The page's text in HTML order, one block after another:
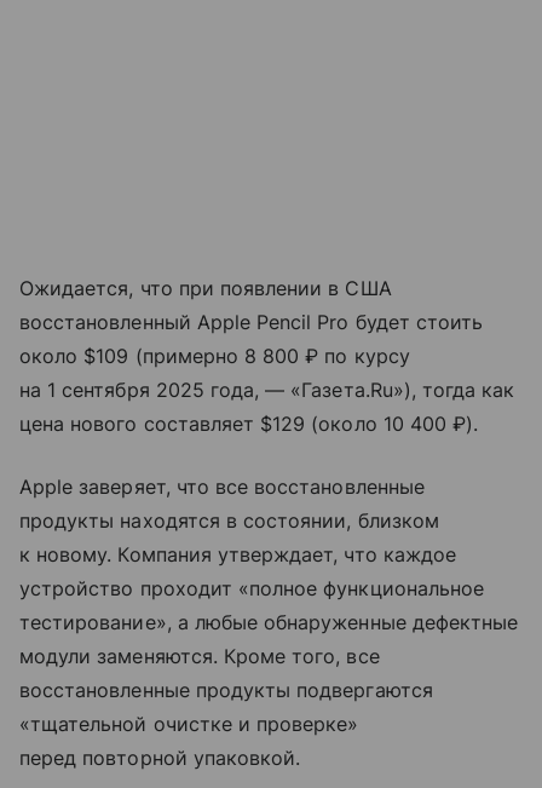
Ожидается, что при появлении в США
восстановленный Apple Pencil Pro будет стоить
около $109 (примерно 8 800 ₽ по курсу
на 1 сентября 2025 года, — «Газета.Ru»), тогда как
цена нового составляет $129 (около 10 400 ₽).
Apple заверяет, что все восстановленные
продукты находятся в состоянии, близком
к новому. Компания утверждает, что каждое
устройство проходит «полное функциональное
тестирование», а любые обнаруженные дефектные
модули заменяются. Кроме того, все
восстановленные продукты подвергаются
«тщательной очистке и проверке»
перед повторной упаковкой.